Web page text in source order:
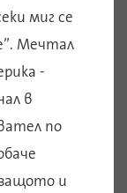
миг се
Мечтал
-
в
по
и